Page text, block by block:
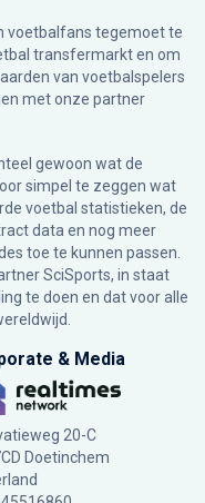
voetbalfans tegemoet te
transfermarkt en om
van voetbalspelers
met onze partner
gewoon wat de
simpel te zeggen wat
voetbal statistieken, de
data en nog meer
toe te kunnen passen.
SciSports, in staat
te doen en dat voor alle
& Media
20-C
Doetinchem